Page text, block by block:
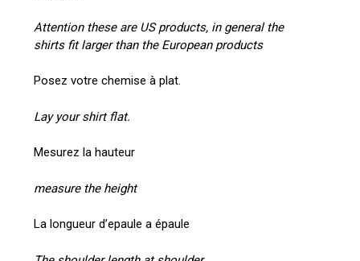
Attention these are US products, in general the
shirts fit larger than the European products
Posez votre chemise à plat.
Lay your shirt flat.
Mesurez la hauteur
measure the height
La longueur d’epaule a épaule